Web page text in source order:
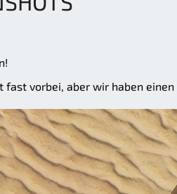
fast vorbei, aber wir haben